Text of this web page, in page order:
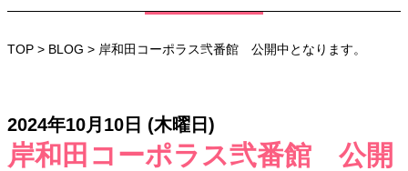
TOP > BLOG > 岸和田コーポラス弐番館 公開中となります。
2024年10月10日 (木曜日)
岸和田コーポラス弐番館 公開